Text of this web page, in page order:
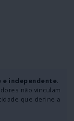
e independente.
não vinculam
que define a